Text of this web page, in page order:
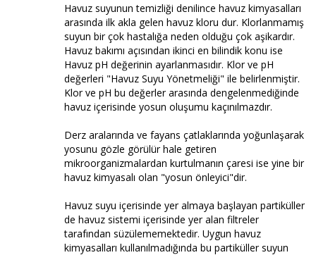
Havuz suyunun temizliği denilince havuz kimyasalları
arasında ilk akla gelen havuz kloru dur. Klorlanmamış
suyun bir çok hastalığa neden olduğu çok aşikardır.
Havuz bakımı açısından ikinci en bilindik konu ise
Havuz pH değerinin ayarlanmasıdır. Klor ve pH
değerleri "Havuz Suyu Yönetmeliği" ile belirlenmiştir.
Klor ve pH bu değerler arasında dengelenmediğinde
havuz içerisinde yosun oluşumu kaçınılmazdır.
Derz aralarında ve fayans çatlaklarında yoğunlaşarak
yosunu gözle görülür hale getiren
mikroorganizmalardan kurtulmanın çaresi ise yine bir
havuz kimyasalı olan "yosun önleyici"dir.
Havuz suyu içerisinde yer almaya başlayan partiküller
de havuz sistemi içerisinde yer alan filtreler
tarafından süzülememektedir. Uygun havuz
kimyasalları kullanılmadığında bu partiküller suyun